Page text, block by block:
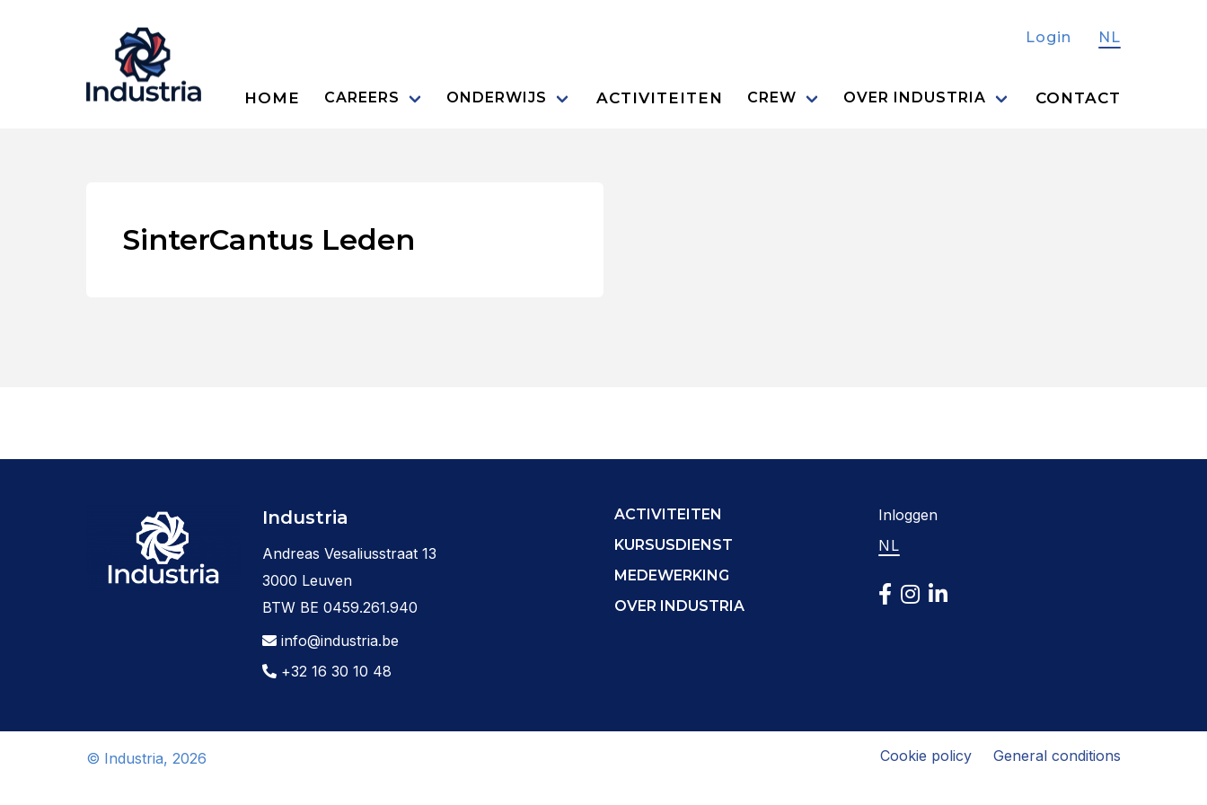
Login NL
HOME CAREERS ONDERWIJS ACTIVITEITEN CREW OVER INDUSTRIA CONTACT
SinterCantus Leden
Industria
Andreas Vesaliusstraat 13
3000 Leuven
BTW BE 0459.261.940
info@industria.be
+32 16 30 10 48
ACTIVITEITEN
KURSUSDIENST
MEDEWERKING
OVER INDUSTRIA
Inloggen
NL
© Industria, 2026 Cookie policy General conditions